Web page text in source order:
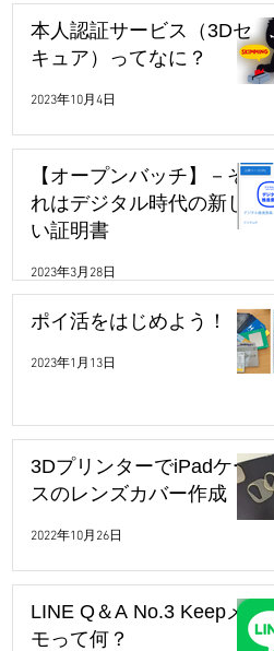
本人認証サービス（3Dセ
キュア）ってなに？
2023年10月4日
【オープンバッチ】－そ
れはデジタル時代の新し
い証明書
2023年3月28日
ポイ活をはじめよう！
2023年1月13日
3DプリンターでiPadケー
スのレンズカバー作成
2022年10月26日
LINE Q＆A No.3 Keepメ
モって何？